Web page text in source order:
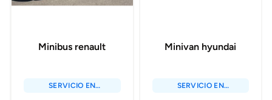
Minibus renault
SERVICIO EN
Minivan hyundai
SERVICIO EN